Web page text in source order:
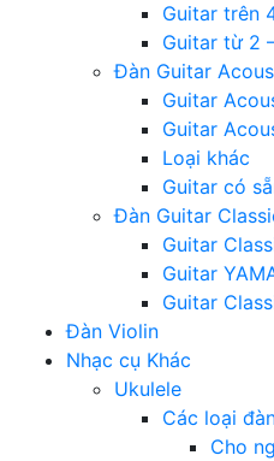
Guitar trên
Guitar từ 2
Đàn Guitar
Guitar
Guitar
Loại khác
Guitar có
Đàn Guitar
Guitar
Guitar
Guitar
Đàn Violin
Nhạc cụ Khác
Ukulele
Các loại
Cho